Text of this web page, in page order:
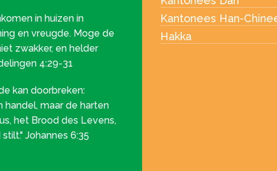
in huizen in
en vreugde. Moge de
zwakker, en helder
4:29-31
kan doorbreken:
handel, maar de harten
het Brood des Levens,
Johannes 6:35
Kantonees Han-
Hakka